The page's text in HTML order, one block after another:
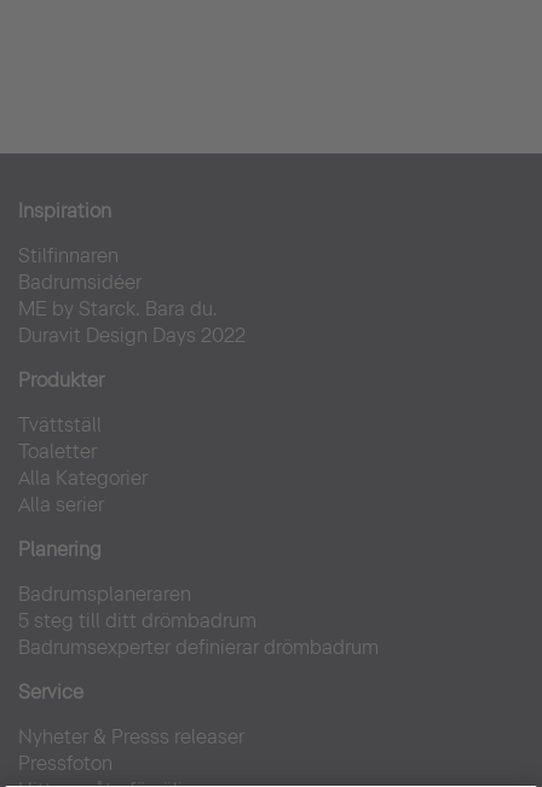
Inspiration
Stilfinnaren
Badrumsidéer
ME by Starck. Bara du.
Duravit Design Days 2022
Produkter
Tvättställ
Toaletter
Alla Kategorier
Alla serier
Planering
Badrumsplaneraren
5 steg till ditt drömbadrum
Badrumsexperter definierar drömbadrum
Service
Nyheter & Presss releaser
Pressfoton